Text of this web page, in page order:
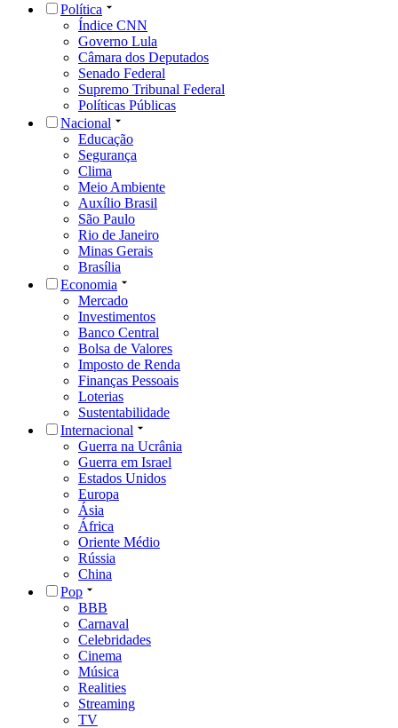
Política
Índice CNN
Governo Lula
Câmara dos Deputados
Senado Federal
Supremo Tribunal Federal
Políticas Públicas
Nacional
Educação
Segurança
Clima
Meio Ambiente
Auxílio Brasil
São Paulo
Rio de Janeiro
Minas Gerais
Brasília
Economia
Mercado
Investimentos
Banco Central
Bolsa de Valores
Imposto de Renda
Finanças Pessoais
Loterias
Sustentabilidade
Internacional
Guerra na Ucrânia
Guerra em Israel
Estados Unidos
Europa
Ásia
África
Oriente Médio
Rússia
China
Pop
BBB
Carnaval
Celebridades
Cinema
Música
Realities
Streaming
TV